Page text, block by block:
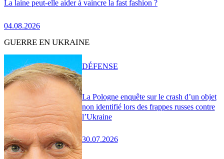
La laine peut-elle aider à vaincre la fast fashion ?
04.08.2026
GUERRE EN UKRAINE
La Pologne enquête sur le crash d’un objet
non identifié lors des frappes russes contre
l’Ukraine
30.07.2026
DÉFENSE